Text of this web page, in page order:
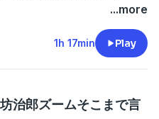
衛問題研究家でライター
家情報局」設置』
）
...more
1h 17min Play
治郎ズームそこまで言